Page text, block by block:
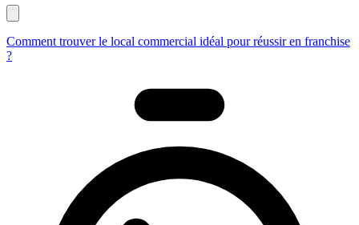
Comment trouver le local commercial idéal pour réussir en franchise
?